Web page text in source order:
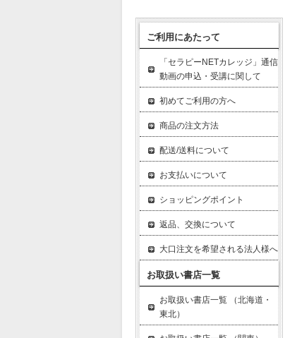
ご利用にあたって
「セラピーNETカレッジ」通信
動画の申込・受講に関して
初めてご利用の方へ
商品の注文方法
配送/送料について
お支払いについて
ショッピングポイント
返品、交換について
大口注文を希望される法人様へ
お取扱い書店一覧
お取扱い書店一覧 （北海道・
東北）